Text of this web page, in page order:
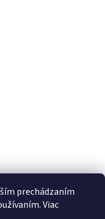
prechádzaním
Viac